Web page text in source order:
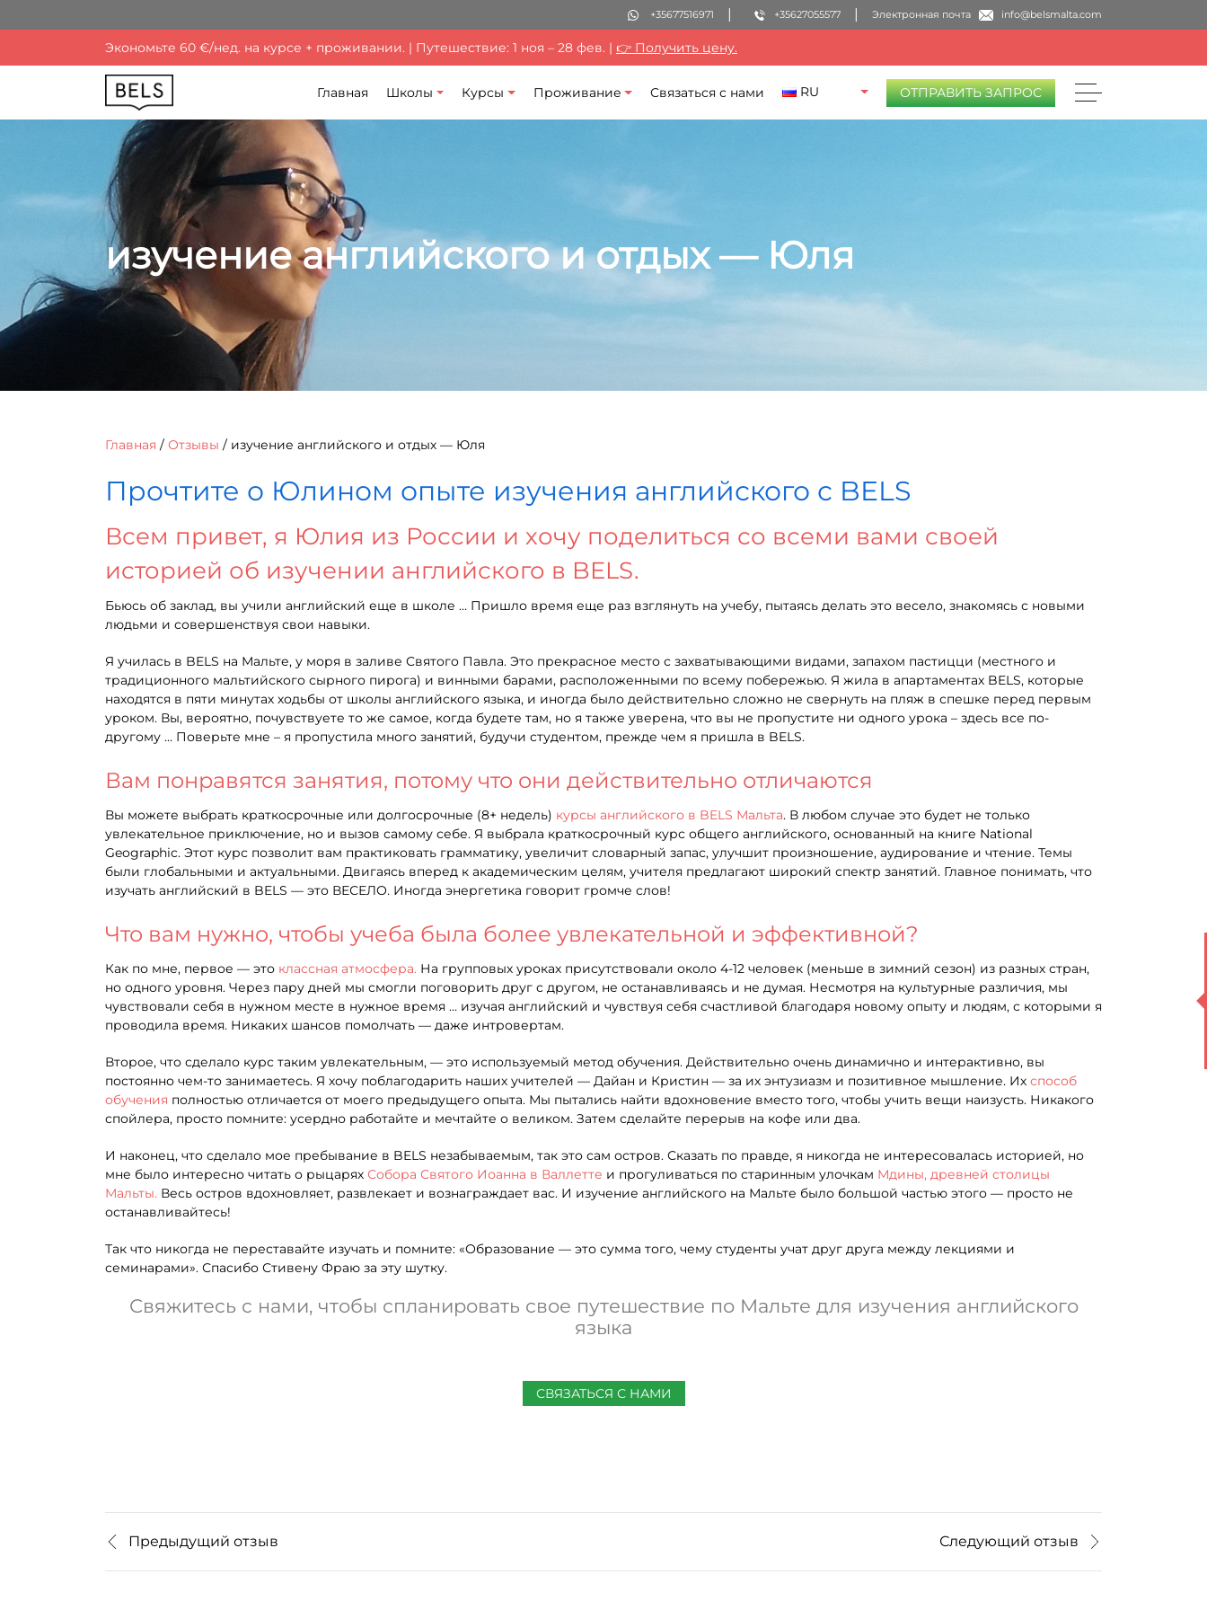
+35677516971 +35627055577 Электронная почта info@belsmalta.com
Экономьте 60 €/нед. на курсе + проживании. | Путешествие: 1 ноя – 28 фев. | 👉 Получить цену.
Главная Школы Курсы Проживание Связаться с нами RU ОТПРАВИТЬ ЗАПРОС
изучение английского и отдых — Юля
Главная / Отзывы / изучение английского и отдых — Юля
Прочтите о Юлином опыте изучения английского с BELS
Всем привет, я Юлия из России и хочу поделиться со всеми вами своей
историей об изучении английского в BELS.
Бьюсь об заклад, вы учили английский еще в школе … Пришло время еще раз взглянуть на учебу, пытаясь делать это весело, знакомясь с новыми
людьми и совершенствуя свои навыки.
Я училась в BELS на Мальте, у моря в заливе Святого Павла. Это прекрасное место с захватывающими видами, запахом пастицци (местного и
традиционного мальтийского сырного пирога) и винными барами, расположенными по всему побережью. Я жила в апартаментах BELS, которые
находятся в пяти минутах ходьбы от школы английского языка, и иногда было действительно сложно не свернуть на пляж в спешке перед первым
уроком. Вы, вероятно, почувствуете то же самое, когда будете там, но я также уверена, что вы не пропустите ни одного урока – здесь все по-
другому … Поверьте мне – я пропустила много занятий, будучи студентом, прежде чем я пришла в BELS.
Вам понравятся занятия, потому что они действительно отличаются
Вы можете выбрать краткосрочные или долгосрочные (8+ недель) курсы английского в BELS Мальта. В любом случае это будет не только
увлекательное приключение, но и вызов самому себе. Я выбрала краткосрочный курс общего английского, основанный на книге National
Geographic. Этот курс позволит вам практиковать грамматику, увеличит словарный запас, улучшит произношение, аудирование и чтение. Темы
были глобальными и актуальными. Двигаясь вперед к академическим целям, учителя предлагают широкий спектр занятий. Главное понимать, что
изучать английский в BELS — это ВЕСЕЛО. Иногда энергетика говорит громче слов!
Что вам нужно, чтобы учеба была более увлекательной и эффективной?
Как по мне, первое — это классная атмосфера. На групповых уроках присутствовали около 4-12 человек (меньше в зимний сезон) из разных стран,
но одного уровня. Через пару дней мы смогли поговорить друг с другом, не останавливаясь и не думая. Несмотря на культурные различия, мы
чувствовали себя в нужном месте в нужное время … изучая английский и чувствуя себя счастливой благодаря новому опыту и людям, с которыми я
проводила время. Никаких шансов помолчать — даже интровертам.
Второе, что сделало курс таким увлекательным, — это используемый метод обучения. Действительно очень динамично и интерактивно, вы
постоянно чем-то занимаетесь. Я хочу поблагодарить наших учителей — Дайан и Кристин — за их энтузиазм и позитивное мышление. Их способ
обучения полностью отличается от моего предыдущего опыта. Мы пытались найти вдохновение вместо того, чтобы учить вещи наизусть. Никакого
спойлера, просто помните: усердно работайте и мечтайте о великом. Затем сделайте перерыв на кофе или два.
И наконец, что сделало мое пребывание в BELS незабываемым, так это сам остров. Сказать по правде, я никогда не интересовалась историей, но
мне было интересно читать о рыцарях Собора Святого Иоанна в Валлетте и прогуливаться по старинным улочкам Мдины, древней столицы
Мальты. Весь остров вдохновляет, развлекает и вознаграждает вас. И изучение английского на Мальте было большой частью этого — просто не
останавливайтесь!
Так что никогда не переставайте изучать и помните: «Образование — это сумма того, чему студенты учат друг друга между лекциями и
семинарами». Спасибо Стивену Фраю за эту шутку.
Свяжитесь с нами, чтобы спланировать свое путешествие по Мальте для изучения английского
языка
СВЯЗАТЬСЯ С НАМИ
Предыдущий отзыв Следующий отзыв